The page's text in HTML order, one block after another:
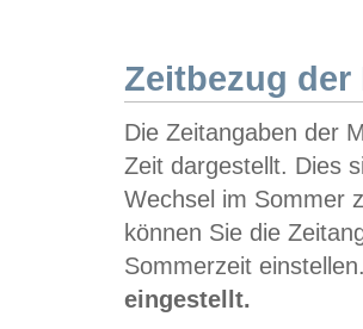
Zeitbezug der
Die Zeitangaben der
Zeit dargestellt. Dies
Wechsel im Sommer
können Sie die
Sommerzeit
eingestellt.